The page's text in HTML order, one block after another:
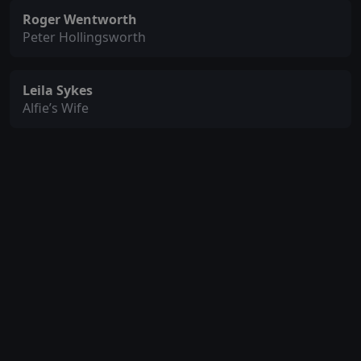
Roger Wentworth
Peter Hollingsworth
Leila Sykes
Alfie’s Wife